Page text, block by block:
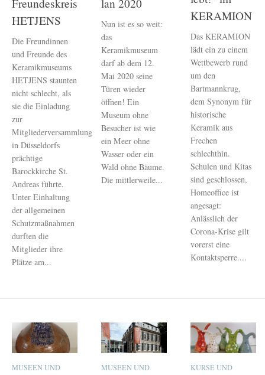
Freundeskreis
HETJENS
Die Freundinnen
und Freunde des
Keramikmuseums
HETJENS staunten
nicht schlecht, als
sie die Einladung
zur
Mitgliederversammlung
in Düsseldorfs
prächtige
Barockkirche St.
Andreas führte.
Unter Einhaltung
der allgemeinen
Schutzmaßnahmen
durften die
Mitglieder ihre
Plätze am...
lan 2020
Nun ist es so weit:
das
Keramikmuseum
darf ab dem 12.
Mai 2020 seine
Türen wieder
öffnen! Ein
Museum ohne
Besucher ist wie
ein Meer ohne
Wasser oder ein
Wald ohne Bäume.
Die mittlerweile...
KERAMION
Das KERAMION
lädt ein zu einem
Wettbewerb rund
um den
Bartmannkrug,
dem Synonym für
historische
Keramik aus
Frechen
schlechthin.
Schulen und Kitas
sind geschlossen,
Homeoffice ist
angesagt:
Anlässlich der
Corona-Krise gilt
vorerst eine
Kontaktsperre....
MUSEEN UND MUSEEN UND KURSE UND